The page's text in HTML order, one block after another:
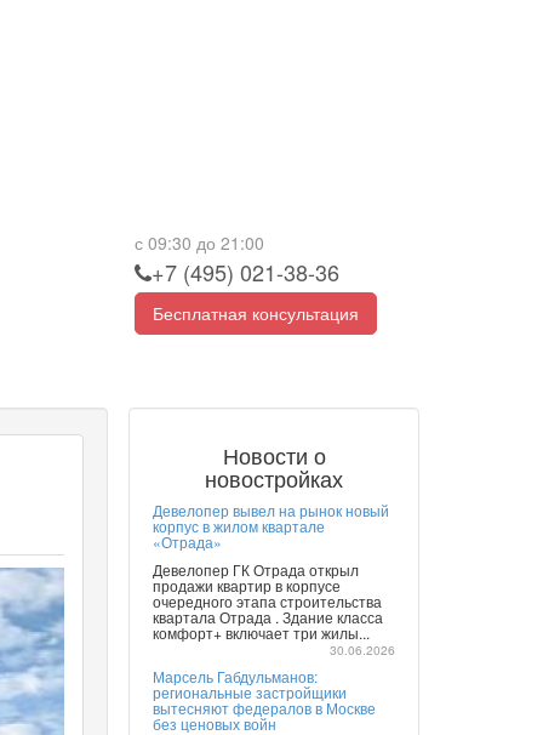
с 09:30 до 21:00
+7 (495) 021-38-36
Бесплатная консультация
Новости о
новостройках
Девелопер вывел на рынок новый
корпус в жилом квартале
«Отрада»
Девелопер ГК Отрада открыл
продажи квартир в корпусе
очередного этапа строительства
квартала Отрада . Здание класса
комфорт+ включает три жилы...
30.06.2026
Марсель Габдульманов:
региональные застройщики
вытесняют федералов в Москве
без ценовых войн